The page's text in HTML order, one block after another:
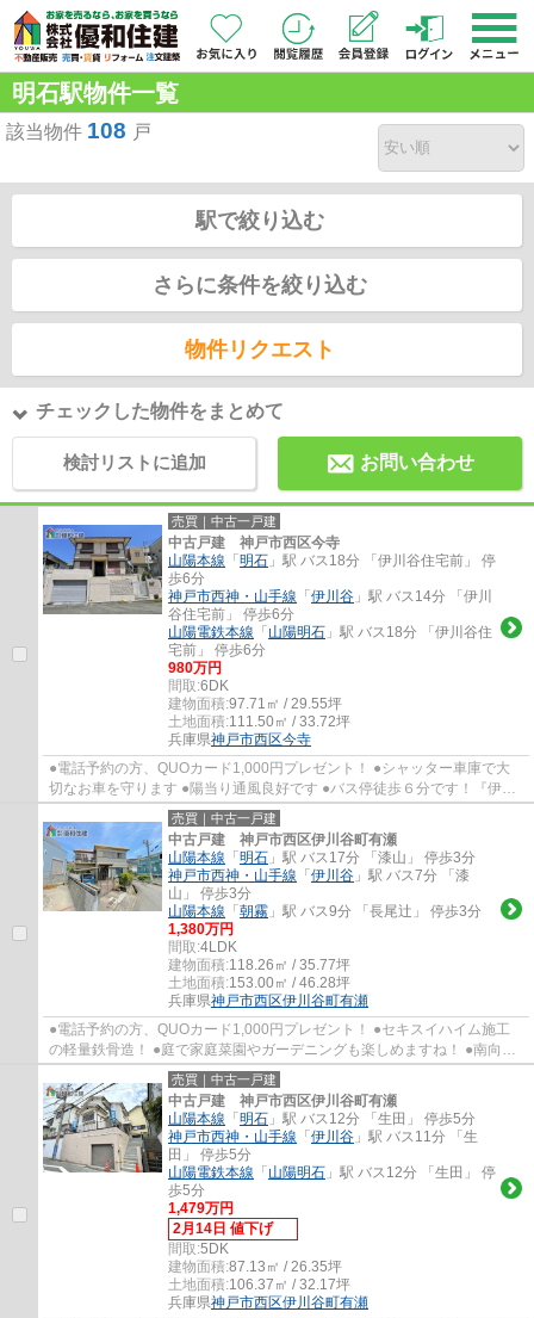
明石駅物件一覧
該当物件 108 戸
駅で絞り込む
さらに条件を絞り込む
物件リクエスト
チェックした物件をまとめて
検討リストに追加 お問い合わせ
売買｜中古一戸建
中古戸建 神戸市西区今寺
山陽本線 「明石 」駅 バス18分 「伊川谷住宅前」 停
歩6分
神戸市西神・山手線 「伊川谷 」駅 バス14分 「伊川
谷住宅前」 停歩6分
山陽電鉄本線 「山陽明石 」駅 バス18分 「伊川谷住
宅前」 停歩6分
980万円
間取:6DK
建物面積:97.71㎡ / 29.55坪
土地面積:111.50㎡ / 33.72坪
兵庫県神戸市西区今寺
●電話予約の方、QUOカード1,000円プレゼント！ ●シャッター車庫で大
切なお車を守ります ●陽当り通風良好です ●バス停徒歩６分です！『伊川
谷駅』『明石駅』利用可能です ●有瀬小学校・...
売買｜中古一戸建
中古戸建 神戸市西区伊川谷町有瀬
山陽本線 「明石 」駅 バス17分 「漆山」 停歩3分
神戸市西神・山手線 「伊川谷 」駅 バス7分 「漆
山」 停歩3分
山陽本線 「朝霧 」駅 バス9分 「長尾辻」 停歩3分
1,380万円
間取:4LDK
建物面積:118.26㎡ / 35.77坪
土地面積:153.00㎡ / 46.28坪
兵庫県神戸市西区伊川谷町有瀬
●電話予約の方、QUOカード1,000円プレゼント！ ●セキスイハイム施工
の軽量鉄骨造！ ●庭で家庭菜園やガーデニングも楽しめますね！ ●南向き
で陽当り・風通し良いお家です！ ●定期点検メ...
売買｜中古一戸建
中古戸建 神戸市西区伊川谷町有瀬
山陽本線 「明石 」駅 バス12分 「生田」 停歩5分
神戸市西神・山手線 「伊川谷 」駅 バス11分 「生
田」 停歩5分
山陽電鉄本線 「山陽明石 」駅 バス12分 「生田」 停
歩5分
1,479万円
2月14日 値下げ
間取:5DK
建物面積:87.13㎡ / 26.35坪
土地面積:106.37㎡ / 32.17坪
兵庫県神戸市西区伊川谷町有瀬